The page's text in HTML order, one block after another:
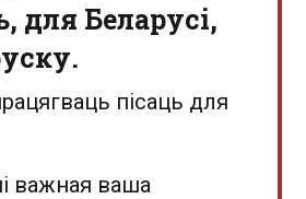
для Беларусі,
пісаць для
важная ваша